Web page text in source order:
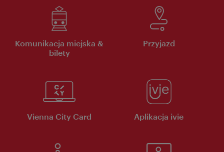
Komunikacja miejska &
bilety
Przyjazd
Vienna City Card Aplikacja ivie